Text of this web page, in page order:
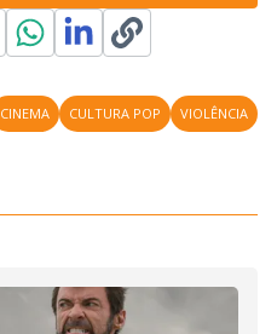
CINEMA CULTURA POP VIOLÊNCIA